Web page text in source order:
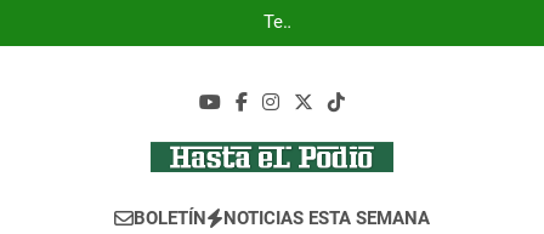
al
Test
post
Hasta El Podio
Tu Lugar De Automovilismo!
BOLETÍN NOTICIAS ESTA SEMANA